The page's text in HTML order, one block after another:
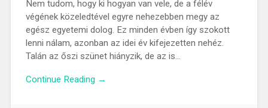
Nem tudom, hogy ki hogyan van vele, de a félév
végének közeledtével egyre nehezebben megy az
egész egyetemi dolog. Ez minden évben így szokott
lenni nálam, azonban az idei év kifejezetten nehéz.
Talán az őszi szünet hiányzik, de az is…
Continue Reading →